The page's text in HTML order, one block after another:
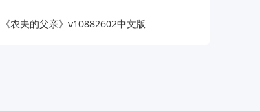
《农夫的父亲》v10882602中文版